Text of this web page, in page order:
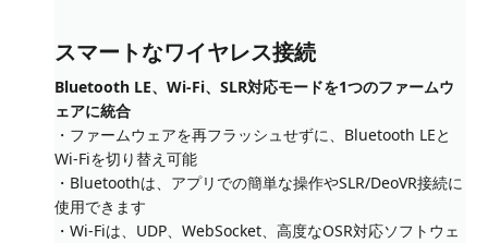
スマートなワイヤレス接続
Bluetooth LE、Wi-Fi、SLR対応モードを1つのファームウ
ェアに統合
・ファームウェアを再フラッシュせずに、Bluetooth LEと
Wi-Fiを切り替え可能
・Bluetoothは、アプリでの簡単な操作やSLR/DeoVR接続に
使用できます
・Wi-Fiは、UDP、WebSocket、高度なOSR対応ソフトウェ